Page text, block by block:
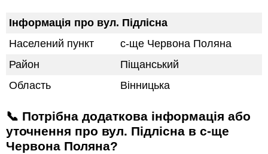
Інформація про вул. Підлісна
Населений пункт
с-ще Червона Поляна
Район
Піщанський
Область
Вінницька
📞 Потрібна додаткова інформація або
уточнення про вул. Підлісна в с-ще
Червона Поляна?